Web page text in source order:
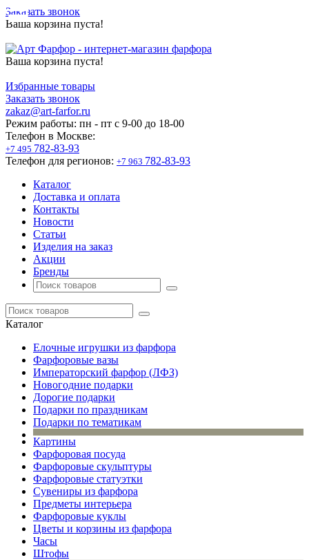
Заказать звонок
Ваша корзина пуста!
Ваша корзина пуста!
Избранные товары
Заказать звонок
zakaz@art-farfor.ru
Режим работы: пн - пт c 9-00 до 18-00
Телефон в Москве:
+7 495 782-83-93
Телефон для регионов: +7 963 782-83-93
Каталог
Доставка и оплата
Контакты
Новости
Статьи
Изделия на заказ
Акции
Бренды
Каталог
Елочные игрушки из фарфора
Фарфоровые вазы
Императорский фарфор (ЛФЗ)
Новогодние подарки
Дорогие подарки
Подарки по праздникам
Подарки по тематикам
Картины
Фарфоровая посуда
Фарфоровые скульптуры
Фарфоровые статуэтки
Сувениры из фарфора
Предметы интерьера
Фарфоровые куклы
Цветы и корзины из фарфора
Часы
Штофы